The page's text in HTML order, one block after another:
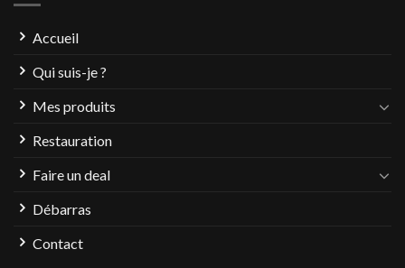
Accueil
Qui suis-je ?
Mes produits
Restauration
Faire un deal
Débarras
Contact